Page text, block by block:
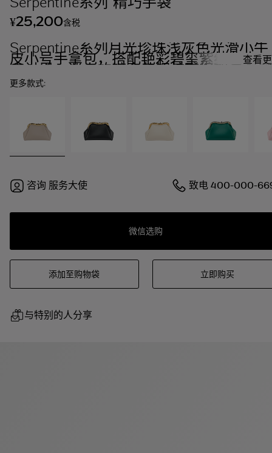
¥25,200含税
Serpentine系列月光珍珠浅灰色光滑小牛
皮小号手拿包，搭配艳彩碧玺紫红色小羊
皮衬里。迷人的镀金黄铜蛇形框架，一侧
饰以镌刻鳞片和红色珐琅双眼，另一侧饰
以月光珍珠浅灰色光滑小牛皮嵌件，按扣
查看
更多款式:
咨询 服务大使 致电400-000-
微信选购
添加至购物袋 立即购买
与特别的人分享